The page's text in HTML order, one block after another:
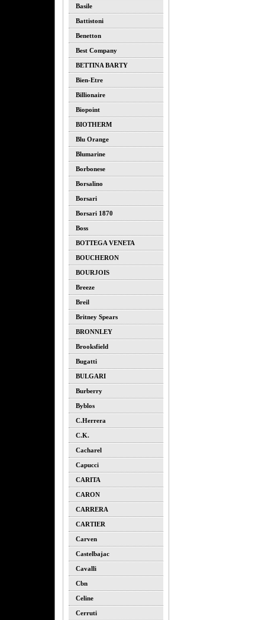
Basile
Battistoni
Benetton
Best Company
BETTINA BARTY
Bien-Etre
Billionaire
Biopoint
BIOTHERM
Blu Orange
Blumarine
Borbonese
Borsalino
Borsari
Borsari 1870
Boss
BOTTEGA VENETA
BOUCHERON
BOURJOIS
Breeze
Breil
Britney Spears
BRONNLEY
Brooksfield
Bugatti
BULGARI
Burberry
Byblos
C.herrera
C.k.
Cacharel
Capucci
CARITA
CARON
CARRERA
CARTIER
Carven
Castelbajac
Cavalli
Cbn
Celine
Cerruti